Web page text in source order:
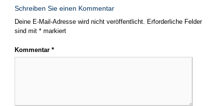
Schreiben Sie einen Kommentar
Deine E-Mail-Adresse wird nicht veröffentlicht. Erforderliche Felder
sind mit * markiert
Kommentar *